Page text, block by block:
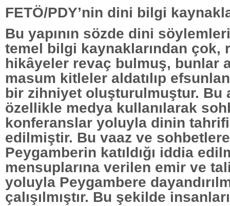
FETÖ/PDY’nin dini bilgi
Bu yapının sözde dini
temel bilgi kaynaklarından çok,
hikâyeler revaç bulmuş, bunlar
masum kitleler aldatılıp
bir zihniyet oluşturulmuştur. Bu
özellikle medya kullanılarak
konferanslar yoluyla dinin
edilmiştir. Bu vaaz ve
Peygamberin katıldığı iddia
mensuplarına verilen emir ve
yoluyla Peygambere
çalışılmıştır. Bu şekilde